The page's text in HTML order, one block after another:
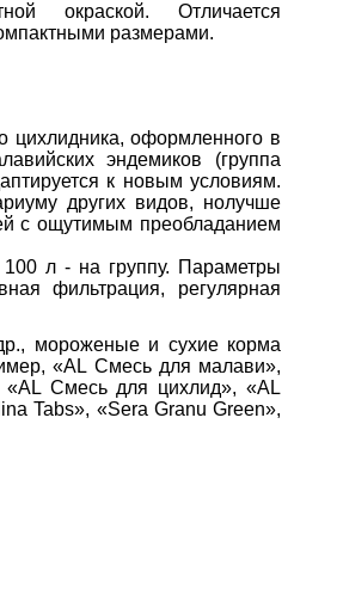
окраской. Отличается
размерами.
цихлидника, оформленного в
эндемиков (группа
к новым условиям.
других видов, нолучше
с ощутимым преобладанием
л - на группу. Параметры
фильтрация, регулярная
мороженые и сухие корма
«AL Смесь для малави»,
«AL Смесь для цихлид», «AL
Tabs», «Sera Granu Green»,